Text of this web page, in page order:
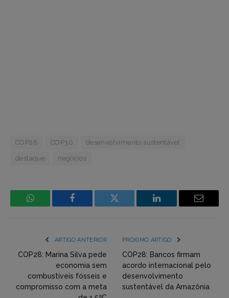
COP28 COP30 desenvolvimento sustentável
destaque negócios
WhatsApp Facebook
Incorpore
(YouTube,
Twitter,
Flickr
etc)
LinkedIn Email
ARTIGO ANTERIOR
COP28: Marina Silva pede
economia sem
combustíveis fósseis e
compromisso com a meta
PRÓXIMO ARTIGO
COP28: Bancos firmam
acordo internacional pelo
desenvolvimento
sustentável da Amazônia